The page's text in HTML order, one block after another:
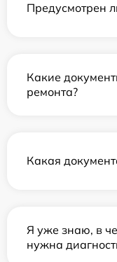
Предусмотрен
Какие
ремонта?
Какая
Я уже знаю, в
нужна